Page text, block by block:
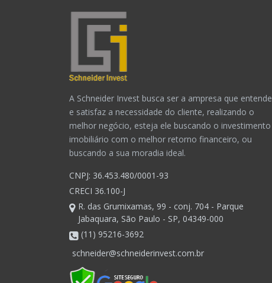
A Schneider Invest busca ser a ampresa que entende
e satisfaz a necessidade do cliente, realizando o
melhor negócio, esteja ele buscando o investimento
imobiliário com o melhor retorno financeiro, ou
buscando a sua moradia ideal.
CNPJ: 36.453.480/0001-93
CRECI 36.100-J
R. das Grumixamas, 99 - conj. 704 - Parque
Jabaquara, São Paulo - SP, 04349-000
(11) 95216-3692
schneider@schneiderinvest.com.br